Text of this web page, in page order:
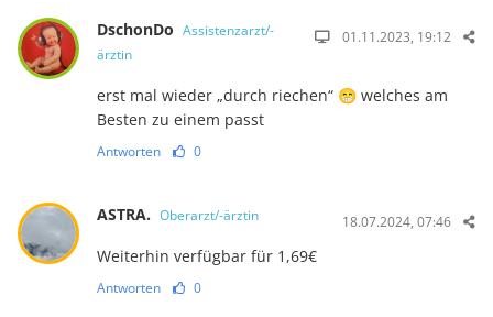
DschonDo Assistenzarzt/-
ärztin
01.11.2023, 19:12
erst mal wieder „durch riechen“ 😁 welches am
Besten zu einem passt
Antworten 0
ASTRA. Oberarzt/-ärztin 18.07.2024, 07:46
Weiterhin verfügbar für 1,69€
Antworten 0